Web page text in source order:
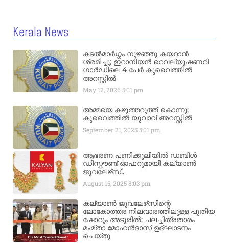
Kerala News
കടൽമാർഗ്ഗം നുഴഞ്ഞു കയറാൻ
ശ്രമിച്ചു; ഇറാനിയൻ റെവല്യൂഷണറി
ഗാർഡിലെ 4 പേർ കുവൈത്തിൽ
അറസ്റ്റിൽ
May 12, 20265:01 pm
അമ്മയെ കഴുത്തറുത്ത് കൊന്നു;
കുവൈത്തിൽ യുവാവ് അറസ്റ്റിൽ
September 21, 20255:01 pm
ആഭരണ പണിക്കൂലിയിൽ ഡബിൾ
ഡിസ്കൗണ്ട് ഓഫറുമായി കല്യാൺ
ജൂവലേഴ്‌സ്..
August 15, 20258:03 pm
കല്യാൺ ജൂവലേഴ്‌സിന്റെ
ലോകോത്തര നിലവാരത്തിലുള്ള പുതിയ
ഷോറൂം അടൂരിൽ; ചലച്ചിത്രതാരം
മംമ്താ മോഹൻദാസ് ഉദ്ഘാടനം
ചെയ്‌തു